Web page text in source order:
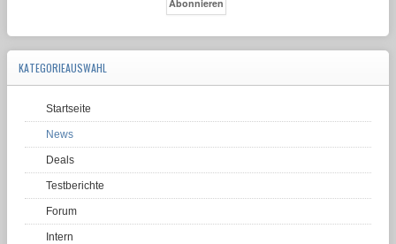
KATEGORIEAUSWAHL
Startseite
News
Deals
Testberichte
Forum
Intern